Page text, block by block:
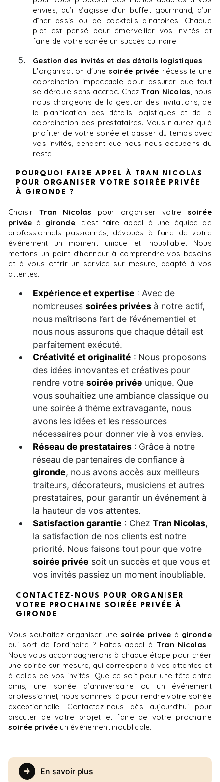
envies, qu’il s’agisse d’un buffet gourmand, d’un
dîner assis ou de cocktails dinatoires. Chaque
plat est pensé pour émerveiller vos invités et
faire de votre soirée un succès culinaire.
Gestion des invités et des détails logistiques
L'organisation d'unesoirée privée nécessite une
coordination impeccable pour assurer que tout
se déroule sans accroc. ChezTran Nicolas, nous
nous chargeons de la gestion des invitations, de
la planification des détails logistiques et de la
coordination des prestataires. Vous n’aurez qu’à
profiter de votre soirée et passer du temps avec
vos invités, pendant que nous nous occupons du
reste.
POURQUOI FAIRE APPEL À TRAN NICOLAS
POUR ORGANISER VOTRE SOIRÉE PRIVÉE
À GIRONDE ?
Choisir Tran Nicolas pour organiser votresoirée
privéeà gironde, c’est faire appel à une équipe de
professionnels passionnés, dévoués à faire de votre
événement un moment unique et inoubliable. Nous
mettons un point d'honneur à comprendre vos besoins
et à vous offrir un service sur mesure, adapté à vos
attentes.
Expérience et expertise : Avec de
nombreuses soirées privées à notre actif,
nous maîtrisons l’art de l’événementiel et
nous nous assurons que chaque détail est
parfaitement exécuté.
Créativité et originalité : Nous proposons
des idées innovantes et créatives pour
rendre votre soirée privée unique. Que
vous souhaitiez une ambiance classique ou
une soirée à thème extravagante, nous
avons les idées et les ressources
nécessaires pour donner vie à vos envies.
Réseau de prestataires : Grâce à notre
réseau de partenaires de confiance à
gironde, nous avons accès aux meilleurs
traiteurs, décorateurs, musiciens et autres
prestataires, pour garantir un événement à
la hauteur de vos attentes.
Satisfaction garantie : Chez Tran Nicolas,
la satisfaction de nos clients est notre
priorité. Nous faisons tout pour que votre
soirée privée soit un succès et que vous et
vos invités passiez un moment inoubliable.
CONTACTEZ-NOUS POUR ORGANISER
VOTRE PROCHAINE SOIRÉE PRIVÉE À
GIRONDE
Vous souhaitez organiser une soirée privée à gironde
qui sort de l’ordinaire ? Faites appel à Tran Nicolas !
Nous vous accompagnerons à chaque étape pour créer
une soirée sur mesure, qui correspond à vos attentes et
à celles de vos invités. Que ce soit pour une fête entre
amis, une soirée d’anniversaire ou un événement
professionnel, nous sommes là pour rendre votre soirée
exceptionnelle. Contactez-nous dès aujourd'hui pour
discuter de votre projet et faire de votre prochaine
soirée privéeun événement inoubliable.
En savoir plus